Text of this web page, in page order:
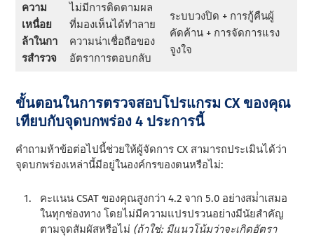
ความ
เหนื่อย
ล้าในกา
รสํารวจ
ไม่มีการติดตามผล
ที่มองเห็นได้ทําลาย
ความน่าเชื่อถือของ
อัตราการตอบกลับ
ระบบวงปิด + การกู้คืนผู้
คัดค้าน + การจัดการแรง
จูงใจ
ขั้นตอนในการตรวจสอบโปรแกรม CX ของคุณ
เทียบกับจุดบกพร่อง 4 ประการนี้
คําถามห้าข้อต่อไปนี้ช่วยให้ผู้จัดการ CX สามารถประเมินได้ว่า
จุดบกพร่องเหล่านี้มีอยู่ในองค์กรของตนหรือไม่:
คะแนน CSAT ของคุณสูงกว่า 4.2 จาก 5.0 อย่างสม่ําเสมอ
ในทุกช่องทาง โดยไม่มีความแปรปรวนอย่างมีนัยสําคัญ
ตามจุดสัมผัสหรือไม่ (ถ้าใช่: มีแนวโน้มว่าจะเกิดอัตรา